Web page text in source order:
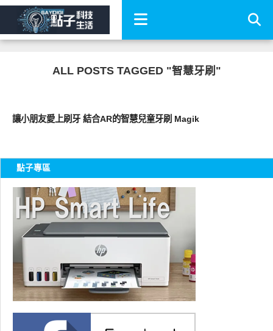
ALL POSTS TAGGED "智慧牙刷"
讓小朋友愛上刷牙 結合AR的智慧兒童牙刷 Magik
點子專區